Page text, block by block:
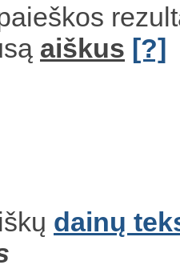
aiškus [?]
dainų